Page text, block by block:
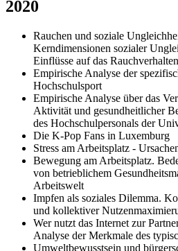
2020
Rauchen und soziale
Kerndimensionen sozialer
Einflüsse auf das Rauchverhalten
Empirische Analyse der
Hochschulsport
Empirische Analyse über das
Aktivität und gesundheitlicher
des Hochschulpersonals der
Die K-Pop Fans in Luxemburg
Stress am Arbeitsplatz -
Bewegung am Arbeitsplatz.
von betrieblichem
Arbeitswelt
Impfen als soziales Dilemma.
und kollektiver
Wer nutzt das Internet zur
Analyse der Merkmale des
Umweltbewusstsein und